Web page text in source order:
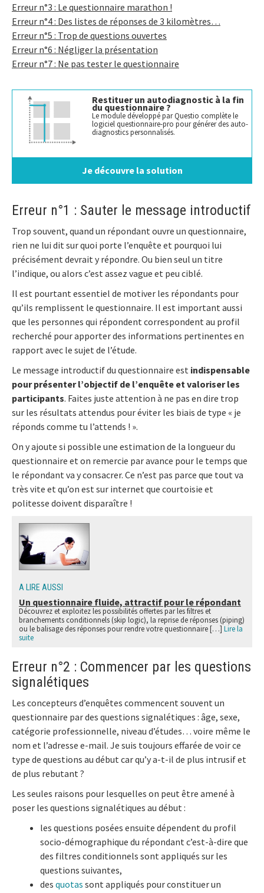
Erreur n°3 : Le questionnaire marathon !
Erreur n°4 : Des listes de réponses de 3 kilomètres…
Erreur n°5 : Trop de questions ouvertes
Erreur n°6 : Négliger la présentation
Erreur n°7 : Ne pas tester le questionnaire
Restituer un autodiagnostic à la fin
du questionnaire ?
Le module développé par Questio complète le
logiciel questionnaire-pro pour générer des auto-
diagnostics personnalisés.
Je découvre la solution
Erreur n°1 : Sauter le message introductif
Trop souvent, quand un répondant ouvre un questionnaire,
rien ne lui dit sur quoi porte l’enquête et pourquoi lui
précisément devrait y répondre. Ou bien seul un titre
l’indique, ou alors c’est assez vague et peu ciblé.
Il est pourtant essentiel de motiver les répondants pour
qu’ils remplissent le questionnaire. Il est important aussi
que les personnes qui répondent correspondent au profil
recherché pour apporter des informations pertinentes en
rapport avec le sujet de l’étude.
Le message introductif du questionnaire est indispensable
pour présenter l’objectif de l’enquête et valoriser les
participants. Faites juste attention à ne pas en dire trop
sur les résultats attendus pour éviter les biais de type « je
réponds comme tu l’attends ! ».
On y ajoute si possible une estimation de la longueur du
questionnaire et on remercie par avance pour le temps que
le répondant va y consacrer. Ce n’est pas parce que tout va
très vite et qu’on est sur internet que courtoisie et
politesse doivent disparaître !
A LIRE AUSSI
Un questionnaire fluide, attractif pour le répondant
Découvrez et exploitez les possibilités offertes par les filtres et
branchements conditionnels (skip logic), la reprise de réponses (piping)
ou le balisage des réponses pour rendre votre questionnaire […] Lire la
suite
Erreur n°2 : Commencer par les questions
signalétiques
Les concepteurs d’enquêtes commencent souvent un
questionnaire par des questions signalétiques : âge, sexe,
catégorie professionnelle, niveau d’études… voire même le
nom et l’adresse e-mail. Je suis toujours effarée de voir ce
type de questions au début car qu’y a-t-il de plus intrusif et
de plus rebutant ?
Les seules raisons pour lesquelles on peut être amené à
poser les questions signalétiques au début :
les questions posées ensuite dépendent du profil
socio-démographique du répondant c’est-à-dire que
des filtres conditionnels sont appliqués sur les
questions suivantes,
des quotas sont appliqués pour constituer un